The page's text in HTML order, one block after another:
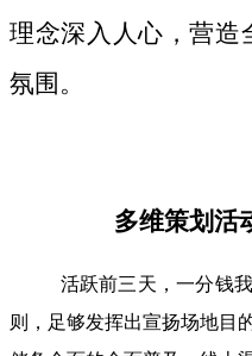
理念深入人心，营造
氛围。
多维策划活
活跃前三天，一分钱
则，足够发挥出宣扬场地目